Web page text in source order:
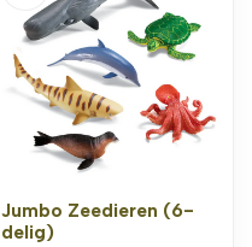
Jumbo Zeedieren (6-
delig)